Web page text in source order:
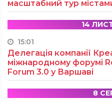
масштабний тур
14
15:01
Делегація компанії
міжнародному форумі
Forum 3.0 у Варшаві
8